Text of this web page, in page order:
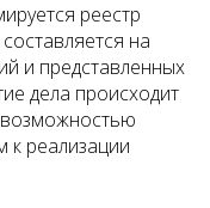
реестр
на
и представленных
дела происходит
к реализации